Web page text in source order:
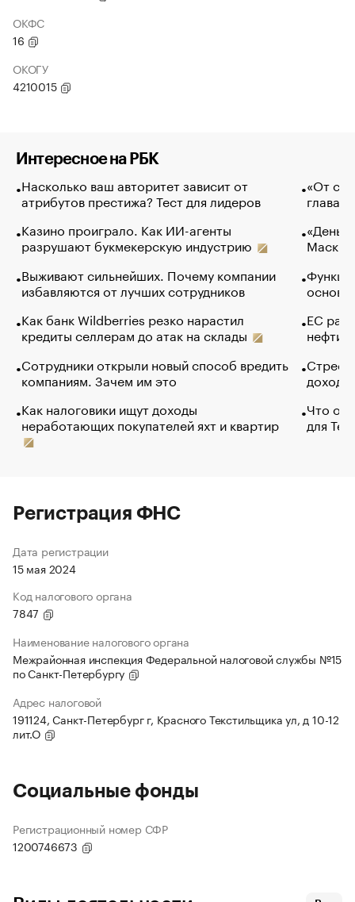
ОКФС
16
ОКОГУ
4210015
Интересное на РБК
Насколько ваш авторитет зависит от
атрибутов престижа? Тест для лидеров
Казино проиграло. Как ИИ-агенты
разрушают букмекерскую индустрию
Выживают сильнейших. Почему компании
избавляются от лучших сотрудников
Как банк Wildberries резко нарастил
кредиты селлерам до атак на склады
Сотрудники открыли новый способ вредить
компаниям. Зачем им это
Как налоговики ищут доходы
неработающих покупателей яхт и квартир
«От
глава
Маск в
основ
ЕС
нефти
Что
для
Регистрация ФНС
Дата регистрации
15 мая 2024
Код налогового органа
7847
Наименование налогового органа
Межрайонная инспекция Федеральной налоговой службы №15
по Санкт-Петербургу
Адрес налоговой
191124, Санкт-Петербург г, Красного Текстильщика ул, д 10-12
лит.О
Социальные фонды
Регистрационный номер СФР
1200746673